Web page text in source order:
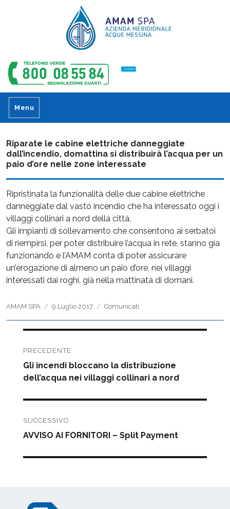
CONTATTI
Menu
Riparate le cabine elettriche danneggiate
dall’incendio, domattina si distribuirà l’acqua per un
paio d’ore nelle zone interessate
Ripristinata la funzionalità delle due cabine elettriche
danneggiate dal vasto incendio che ha interessato oggi i
villaggi collinari a nord della città.
Gli impianti di sollevamento che consentono ai serbatoi
di riempirsi, per poter distribuire l’acqua in rete, stanno gia
funzionando e l’AMAM conta di poter assicurare
un’erogazione di almeno un paio d’ore, nei villaggi
interessati dai roghi, già nella mattinata di domani.
Autore
AMAM SPA
Pubblicato
9 Luglio 2017 Categorie
Comunicati
articoli
PRECEDENTE
Articolo
precedente:
Gli incendi bloccano la distribuzione
dell’acqua nei villaggi collinari a nord
SUCCESSIVO
Articolo
AVVISO AI FORNITORI – Split Payment